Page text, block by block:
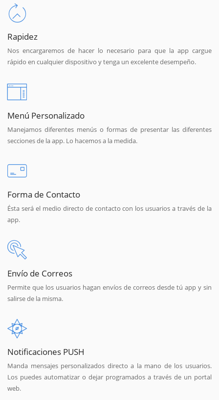
Rapidez
Nos encargaremos de hacer lo necesario para que la app cargue
rápido en cualquier dispositivo y tenga un excelente desempeño.
Menú Personalizado
Manejamos diferentes menús o formas de presentar las diferentes
secciones de la app. Lo hacemos a la medida.
Forma de Contacto
Ésta será el medio directo de contacto con los usuarios a través de la
app.
Envío de Correos
Permite que los usuarios hagan envíos de correos desde tú app y sin
salirse de la misma.
Notificaciones PUSH
Manda mensajes personalizados directo a la mano de los usuarios.
Los puedes automatizar o dejar programados a través de un portal
web.